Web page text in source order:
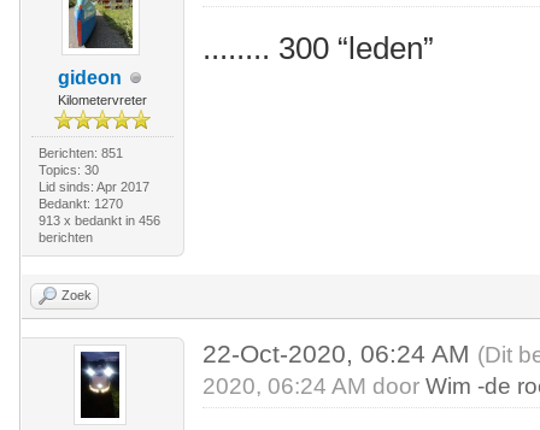
gideon
Kilometervreter
Berichten: 851
Topics: 30
Lid sinds: Apr 2017
Bedankt: 1270
913 x bedankt in 456
berichten
........ 300 “leden”
Zoek
22-Oct-2020, 06:24 AM (Dit
2020, 06:24 AM doorWim -de